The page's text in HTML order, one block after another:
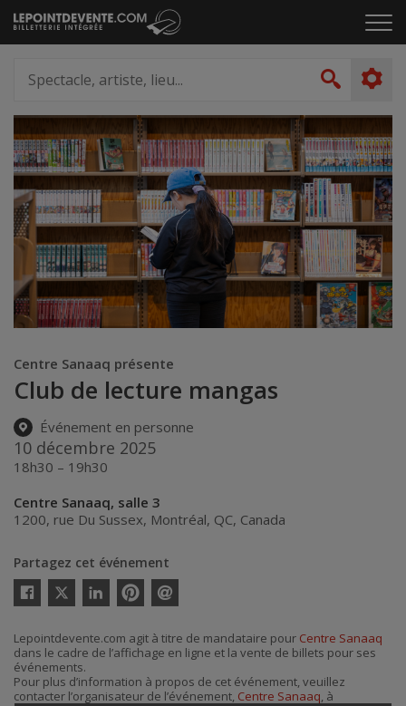
Passer
au
le
artiste,
lieu...
Centre Sanaaq présente
Club de lecture mangas
Événement en personne
10 décembre 2025
18h30 – 19h30
Centre Sanaaq, salle 3
1200, rue Du Sussex, Montréal, QC, Canada
Partagez cet événement
Twitter
courriel
Lepointdevente.com agit à titre de mandataire pour Centre Sanaaq
dans le cadre de l’affichage en ligne et la vente de billets pour ses
événements.
Pour plus d’information à propos de cet événement, veuillez
contacter l’organisateur de l’événement, Centre Sanaaq, à